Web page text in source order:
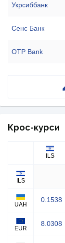
Укрсиббанк
Сенс Банк
OTP Bank
Крос-курси
ILS
ILS
UAH
0.1538
EUR
8.0308